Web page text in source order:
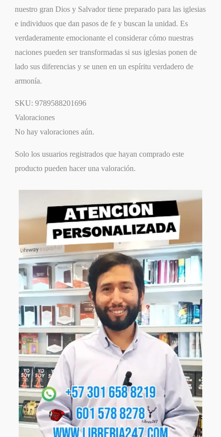
nuestro gran Dios y Salvador tiene preparado para las iglesias
e individuos que dan pasos de fe y buscan la unidad. Es
verdaderamente emocionante el considerar cómo nuestras
naciones pueden ser transformadas si sus iglesias ponen de
lado sus diferencias y se unen en un espíritu verdadero de
armonía.
SKU: 9789588201696
Valoraciones
No hay valoraciones aún.
Solo los usuarios registrados que hayan comprado este
producto pueden hacer una valoración.